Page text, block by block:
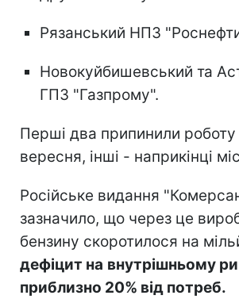
Рязанський НПЗ
Новокуйбишевський та
ГПЗ "Газпрому".
Перші два припинили роботу
вересня, інші - наприкінці
Російське видання
зазначило, що через це
бензину скоротилося на
дефіцит на внутрішньому
приблизно 20% від потреб.